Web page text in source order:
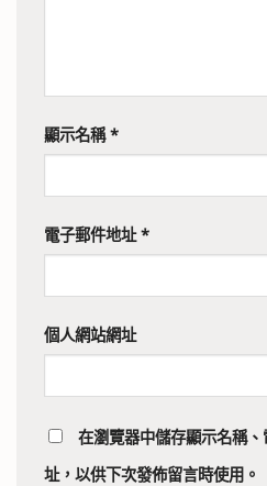
顯示名稱*
電子郵件地址*
個人網站網址
在瀏覽器中儲存顯示名稱
址，以供下次發佈留言時使用。